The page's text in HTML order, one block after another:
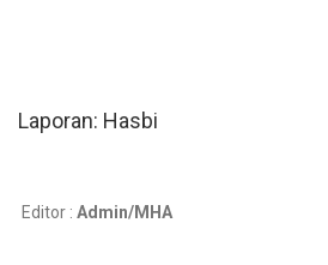
Laporan: Hasbi
Editor : Admin/MHA